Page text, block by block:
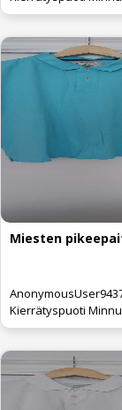
Kierrätyspuoti